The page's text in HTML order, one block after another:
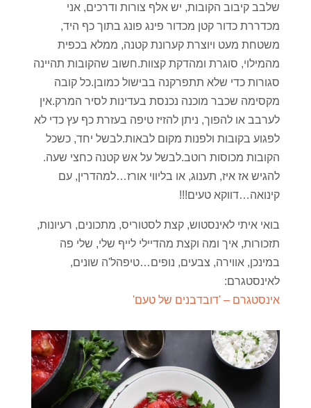
שלבב קיבוב הקובות, יש אלף צורות ודרכים, אני
מכדררת כדור קטן מכדור פינג פונג בתוך כף היד,
משטחת מעט ויוצרת קערונת קטנה, ממלא בכפית
מהמילוי, סוגרת ומהדקת קצוות.חשוב שהקובות תהיינה
סגורות כדי שלא תתפרקנה בבישול כמובן.כל קובה
מקסימה שכבר מוכנה נכנסת בעדינות לסיר המרק.אין
לערבב או להפוך, ניתן להזיז טיפה בעזרת כף עץ כדי לא
לפגוע בקובות ולפנות מקום לבאות.לבשל יחד, כשכל
הקובות מכוסות רוטב.לבשל על אש קטנה כחצי שעה.
להגיש אז איז, תענוג, או בליווי אורז…למהדרין, עם
קינואה…דווקא טעים!!!
בואי איתי לאינסטוש, קצת לסטוריס, מתכונים, רעיונות,
תזכורות, איך ומה וקצת מהדיילי לייף שלי, שלי פה
במינכן, אווירה, צבעים, נופים…טיפהל'ה שונים,
לאינסטגרם:
אינסטגרם – 'דובדבנים של טעם'